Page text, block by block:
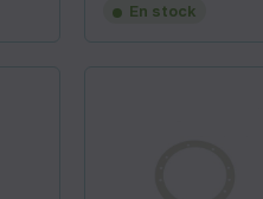
En stock